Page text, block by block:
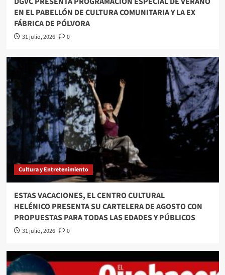
EN EL PABELLÓN DE CULTURA COMUNITARIA Y LA EX
FÁBRICA DE PÓLVORA
31 julio, 2026 0
Cultura y Entretenimiento
ESTAS VACACIONES, EL CENTRO CULTURAL
HELÉNICO PRESENTA SU CARTELERA DE AGOSTO CON
PROPUESTAS PARA TODAS LAS EDADES Y PÚBLICOS
31 julio, 2026 0